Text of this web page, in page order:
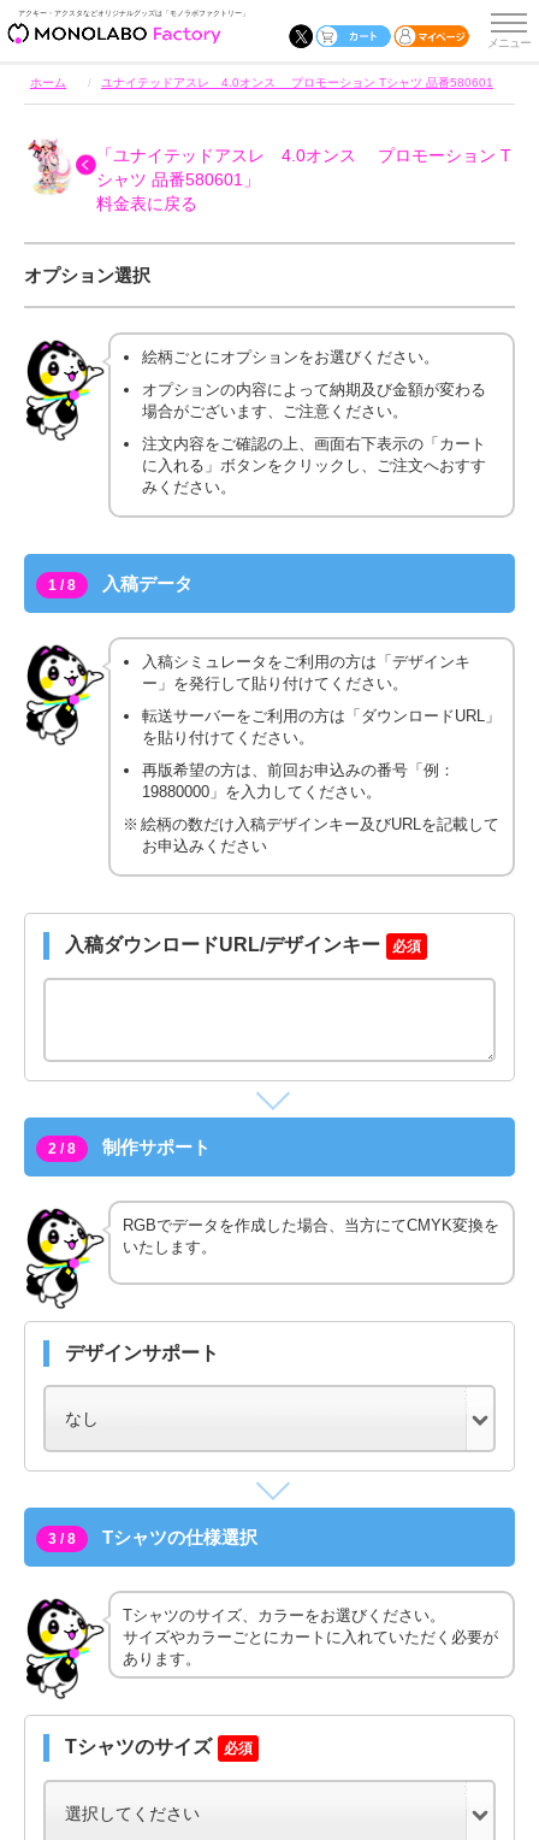
アクキー・アクスタなどオリジナルグッズは「モノラボファクトリー」
ホーム ユナイテッドアスレ 4.0オンス プロモーション Tシャツ 品番580601
「ユナイテッドアスレ 4.0オンス プロモーション T
シャツ 品番580601」
料金表に戻る
オプション選択
絵柄ごとにオプションをお選びください。
オプションの内容によって納期及び金額が変わる
場合がございます、ご注意ください。
注文内容をご確認の上、画面右下表示の「カート
に入れる」ボタンをクリックし、ご注文へおすす
みください。
1 / 8 入稿データ
入稿シミュレータをご利用の方は「デザインキ
ー」を発行して貼り付けてください。
転送サーバーをご利用の方は「ダウンロードURL」
を貼り付けてください。
再版希望の方は、前回お申込みの番号「例：
19880000」を入力してください。
絵柄の数だけ入稿デザインキー及びURLを記載して
お申込みください
入稿ダウンロードURL/デザインキー 必須
2 / 8 制作サポート
RGBでデータを作成した場合、当方にてCMYK変換を
いたします。
デザインサポート
3 / 8 Tシャツの仕様選択
Tシャツのサイズ、カラーをお選びください。
サイズやカラーごとにカートに入れていただく必要が
あります。
Tシャツのサイズ 必須